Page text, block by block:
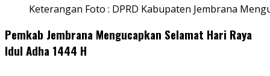
Keterangan Foto : DPRD Kabupaten Jembrana
Pemkab Jembrana Mengucapkan Selamat Hari Raya
Idul Adha 1444 H